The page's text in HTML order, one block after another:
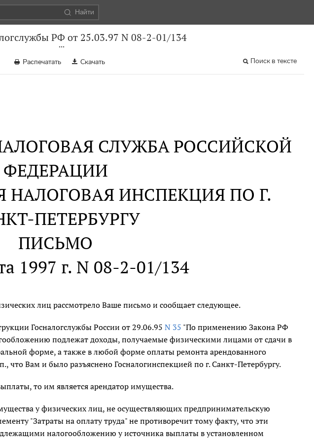
Найти
РФ от 25.03.97 N 08-2-01/134
Распечатать Скачать Поиск в тексте
СЛУЖБА РОССИЙСКОЙ
ФЕДЕРАЦИИ
НАЛОГОВАЯ ИНСПЕКЦИЯ ПО Г.
ПЕТЕРБУРГУ
ПИСЬМО
1997 г. N 08-2-01/134
лиц рассмотрело Ваше письмо и сообщает следующее.
Госналогслужбы России от 29.06.95 N 35 "По применению Закона РФ
подлежат доходы, получаемые физическими лицами от сдачи в
форме, а также в любой форме оплаты ремонта арендованного
что Вам и было разъяснено Госналогинспекцией по г. Санкт-Петербургу.
то им является арендатор имущества.
у физических лиц, не осуществляющих предпринимательскую
"Затраты на оплату труда" не противоречит тому факту, что эти
налогообложению у источника выплаты в установленном